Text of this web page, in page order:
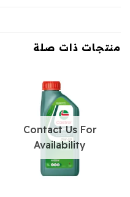
منتجات ذات صلة
Contact Us For
Availability